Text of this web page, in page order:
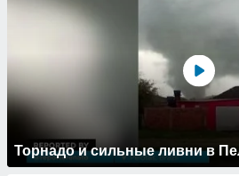
Торнадо и сильные ливни в